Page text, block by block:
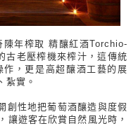
年榨取 精釀紅酒Torchio-
老壓榨機來榨汁，這傳統
，更是高超釀酒工藝的展
紮實。
創性地把葡萄酒釀造與度假
讓遊客在欣賞自然風光時，